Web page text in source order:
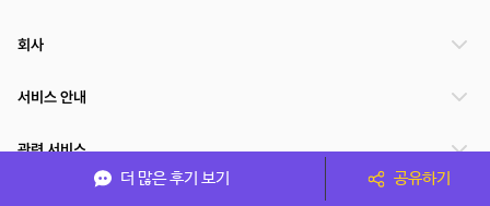
더 많은 후기 보기 공유하기
회사
서비스 안내
관련 서비스